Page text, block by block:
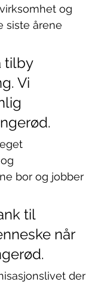
og
siste årene
tilby
Vi
bor og jobber
til
når
der